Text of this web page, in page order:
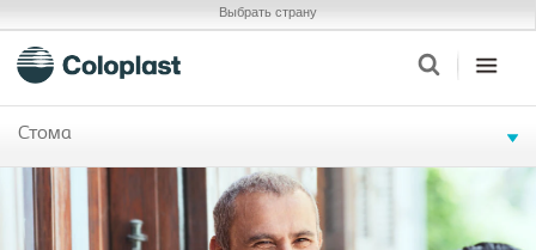
Выбрать страну
Стома